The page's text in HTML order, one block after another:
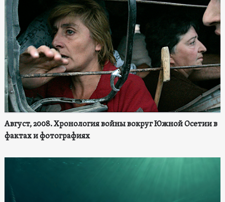
Август, 2008. Хронология войны вокруг Южной Осетии в
фактах и фотографиях